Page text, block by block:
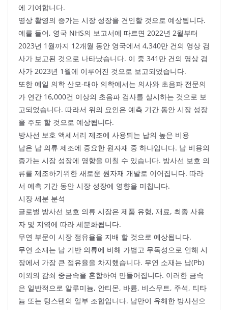
에 기여합니다.
영상 촬영의 증가는 시장 성장을 견인할 것으로 예상됩니다.
예를 들어, 영국 NHS의 보고서에 따르면 2022년 2월부터
2023년 1월까지 12개월 동안 영국에서 4,340만 건의 영상 검
사가 보고된 것으로 나타났습니다. 이 중 341만 건의 영상 검
사가 2023년 1월에 이루어진 것으로 보고되었습니다.
또한 예일 의학 산모-태아 의학에서는 의사와 초음파 전문의
가 연간 16,000건 이상의 초음파 검사를 실시하는 것으로 보
고되었습니다. 따라서 위의 요인은 예측 기간 동안 시장 성장
을 주도 할 것으로 예상됩니다.
방사선 보호 액세서리 제조에 사용되는 납의 높은 비용
납은 납 의류 제조에 중요한 원자재 중 하나입니다. 납 비용의
증가는 시장 성장에 영향을 미칠 수 있습니다. 방사선 보호 의
류를 제조하기위한 새로운 원자재 개발로 이어집니다. 따라
서 예측 기간 동안 시장 성장에 영향을 미칩니다.
시장 세분 분석
글로벌 방사선 보호 의류 시장은 제품 유형, 재료, 최종 사용
자 및 지역에 따라 세분화됩니다.
무연 부문이 시장 점유율을 지배 할 것으로 예상됩니다.
무연 소재는 납 기반 의류에 비해 가볍고 무독성으로 인해 시
장에서 가장 큰 점유율을 차지했습니다. 무연 소재는 납(Pb)
이외의 감쇠 중금속을 혼합하여 만들어집니다. 이러한 금속
은 일반적으로 알루미늄, 안티몬, 바륨, 비스무트, 주석, 티타
늄 또는 텅스텐의 일부 조합입니다. 납만이 유해한 방사선으